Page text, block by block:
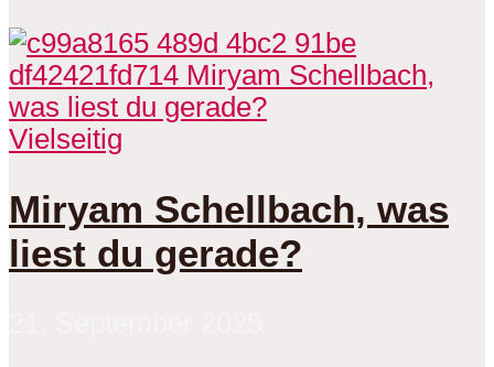
Vielseitig
Miryam Schellbach, was
liest du gerade?